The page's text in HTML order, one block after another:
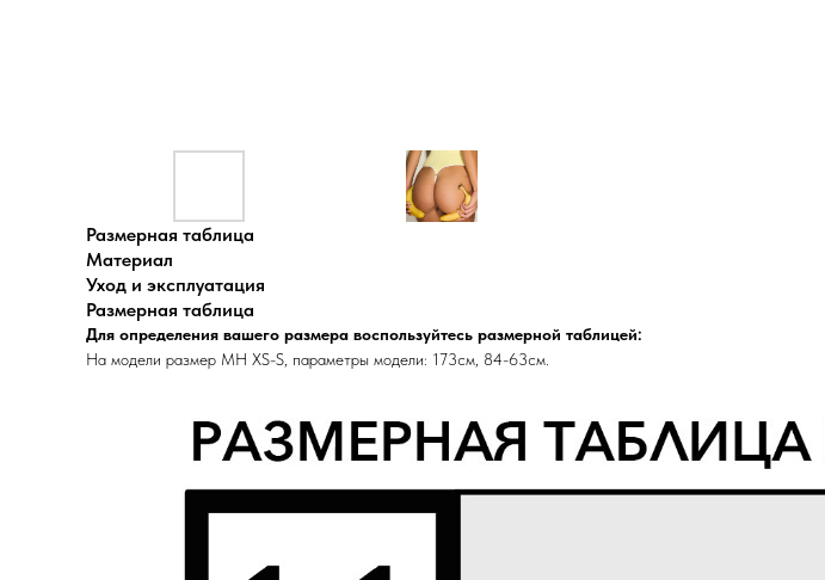
Размерная таблица
Материал
Уход и эксплуатация
Размерная таблица
Для определения вашего размера воспользуйтесь размерной таблицей:
На модели размер MH XS-S, параметры модели: 173см, 84-63см.